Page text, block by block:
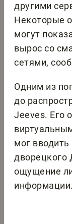
другими
Некоторые
могут
вырос со
сетями,
Одним из
до
Jeeves. Его
мог вводить
дворецкого
ощущение
информации.